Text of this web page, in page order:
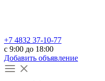
+7 4832 37-10-77
c 9:00 до 18:00
Добавить объявление